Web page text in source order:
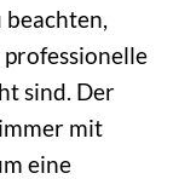
professionelle
sind. Der
mit
eine